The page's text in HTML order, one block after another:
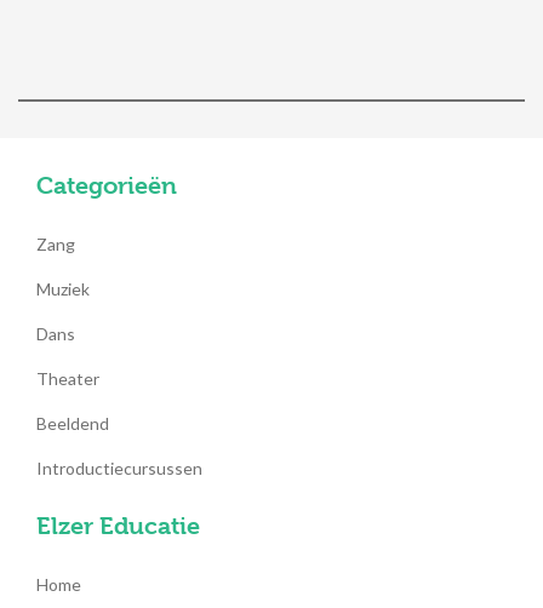
Categorieën
Zang
Muziek
Dans
Theater
Beeldend
Introductiecursussen
Elzer Educatie
Home